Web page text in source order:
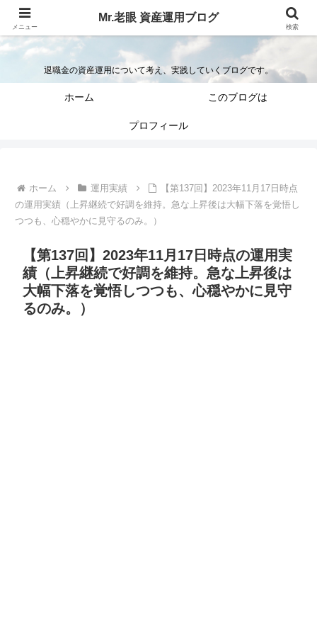
Mr.老眼の退職金を資産運用するブログ
退職金の資産運用について考え、実践していくブログです。
ホーム このブログは
プロフィール
ホーム 運用実績
【第137回】2023年11月17日時点
の運用実績（上昇継続で好調を維持。急な上昇後は大幅下落を覚悟し
つつも、心穏やかに見守るのみ。）
【第137回】2023年11月17日時点の運用実
績（上昇継続で好調を維持。急な上昇後は
大幅下落を覚悟しつつも、心穏やかに見守
るのみ。）
メニュー
Mr.老眼 資産運用ブログ
検索